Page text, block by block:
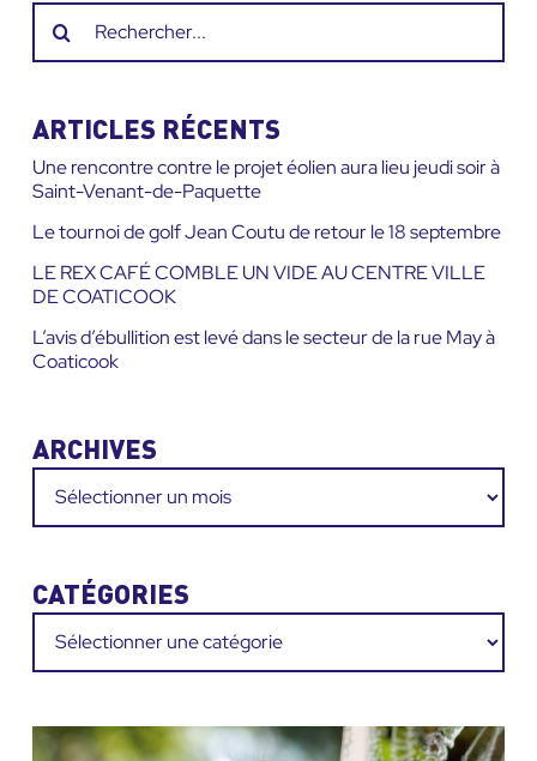
Recherche
site
:
ARTICLES RÉCENTS
Une rencontre contre le projet éolien aura lieu jeudi soir à
Saint-Venant-de-Paquette
Le tournoi de golf Jean Coutu de retour le 18 septembre
LE REX CAFÉ COMBLE UN VIDE AU CENTRE VILLE
DE COATICOOK
L’avis d’ébullition est levé dans le secteur de la rue May à
Coaticook
ARCHIVES
Archives
CATÉGORIES
Catégories